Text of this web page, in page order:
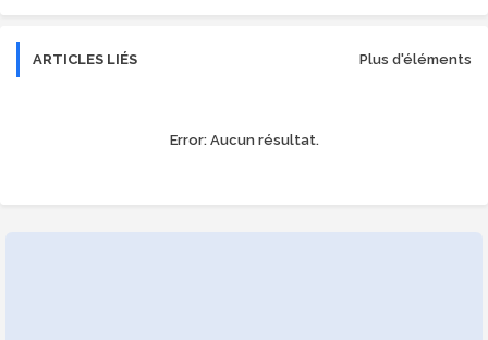
ARTICLES LIÉS Plus d'éléments
Error:Aucun résultat.